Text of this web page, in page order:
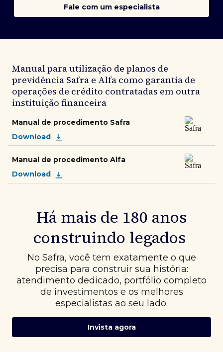
Fale com um especialista
Manual para utilização de planos de
previdência Safra e Alfa como garantia de
operações de crédito contratadas em outra
instituição financeira
Manual de procedimento Safra
Download
Manual de procedimento Alfa
Download
Há mais de 180 anos
construindo legados
No Safra, você tem exatamente o que
precisa para construir sua história:
atendimento dedicado, portfólio completo
de investimentos e os melhores
especialistas ao seu lado.
Invista agora